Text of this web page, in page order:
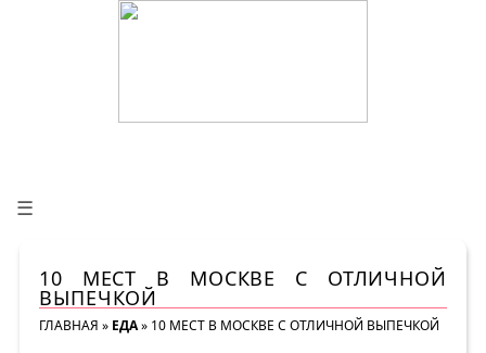
☰
10 МЕСТ В МОСКВЕ С ОТЛИЧНОЙ
ВЫПЕЧКОЙ
ГЛАВНАЯ » ЕДА» 10 МЕСТ В МОСКВЕ С ОТЛИЧНОЙ ВЫПЕЧКОЙ